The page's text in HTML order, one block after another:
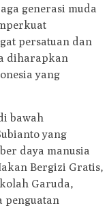
generasi muda
persatuan dan
diharapkan
yang
bawah
yang
daya manusia
Bergizi Gratis,
Garuda,
penguatan